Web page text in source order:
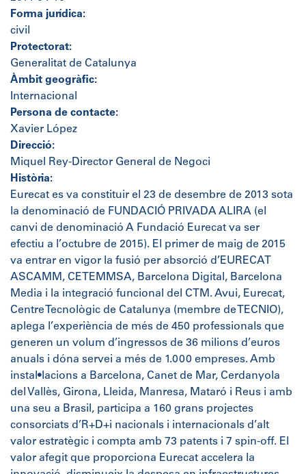
Forma jurídica:
civil
Protectorat:
Generalitat de Catalunya
Àmbit geogràfic:
Internacional
Persona de contacte:
Xavier López
Direcció:
Miquel Rey-Director General de Negoci
Història:
Eurecat es va constituir el 23 de desembre de 2013 sota
la denominació de FUNDACIÓ PRIVADA ALIRA (el
canvi de denominació A Fundació Eurecat va ser
efectiu a l’octubre de 2015). El primer de maig de 2015
va entrar en vigor la fusió per absorció d’EURECAT
ASCAMM, CETEMMSA, Barcelona Digital, Barcelona
Media i la integració funcional del CTM. Avui, Eurecat,
Centre Tecnològic de Catalunya (membre de TECNIO),
aplega l’experiència de més de 450 professionals que
generen un volum d’ingressos de 36 milions d’euros
anuals i dóna servei a més de 1.000 empreses. Amb
instal•lacions a Barcelona, Canet de Mar, Cerdanyola
del Vallès, Girona, Lleida, Manresa, Mataró i Reus i amb
una seu a Brasil, participa a 160 grans projectes
consorciats d’R+D+i nacionals i internacionals d’alt
valor estratègic i compta amb 73 patents i 7 spin-off. El
valor afegit que proporciona Eurecat accelera la